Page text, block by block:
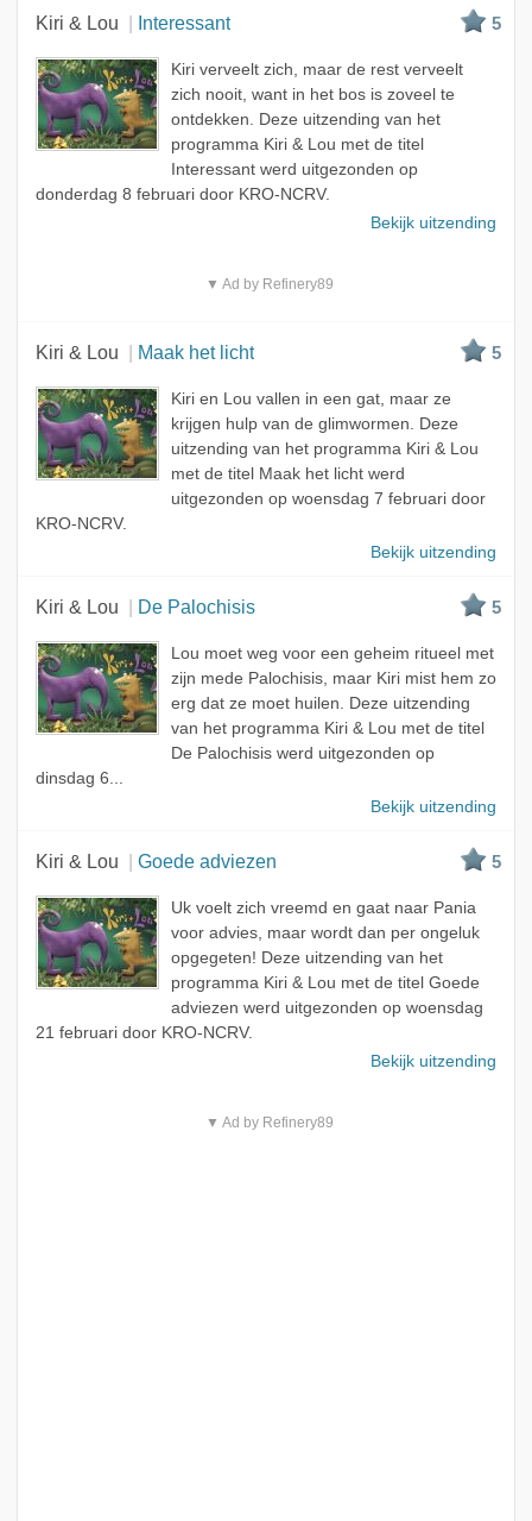
Kiri & Lou Interessant 5
Kiri verveelt zich, maar de rest verveelt
zich nooit, want in het bos is zoveel te
ontdekken. Deze uitzending van het
programma Kiri & Lou met de titel
Interessant werd uitgezonden op
donderdag 8 februari door KRO-NCRV.
Bekijk uitzending
▼ Ad by Refinery89
Kiri & Lou Maak het licht 5
Kiri en Lou vallen in een gat, maar ze
krijgen hulp van de glimwormen. Deze
uitzending van het programma Kiri & Lou
met de titel Maak het licht werd
uitgezonden op woensdag 7 februari door
KRO-NCRV.
Bekijk uitzending
Kiri & Lou De Palochisis 5
Lou moet weg voor een geheim ritueel met
zijn mede Palochisis, maar Kiri mist hem zo
erg dat ze moet huilen. Deze uitzending
van het programma Kiri & Lou met de titel
De Palochisis werd uitgezonden op
dinsdag 6...
Bekijk uitzending
Kiri & Lou Goede adviezen 5
Uk voelt zich vreemd en gaat naar Pania
voor advies, maar wordt dan per ongeluk
opgegeten! Deze uitzending van het
programma Kiri & Lou met de titel Goede
adviezen werd uitgezonden op woensdag
21 februari door KRO-NCRV.
Bekijk uitzending
▼ Ad by Refinery89